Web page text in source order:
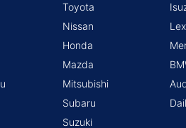
Toyota
Nissan
Honda
Mazda
Mitsubishi
Subaru
Suzuki